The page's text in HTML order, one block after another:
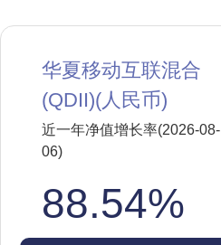
华夏移动互联混合
(QDII)(人民币)
近一年净值增长率(2026-08-
06)
88.54%